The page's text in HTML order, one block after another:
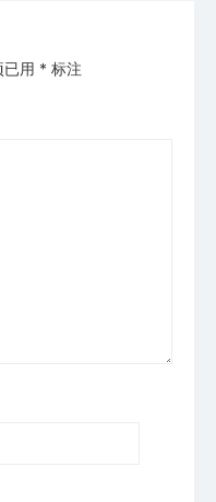
已用 * 标注